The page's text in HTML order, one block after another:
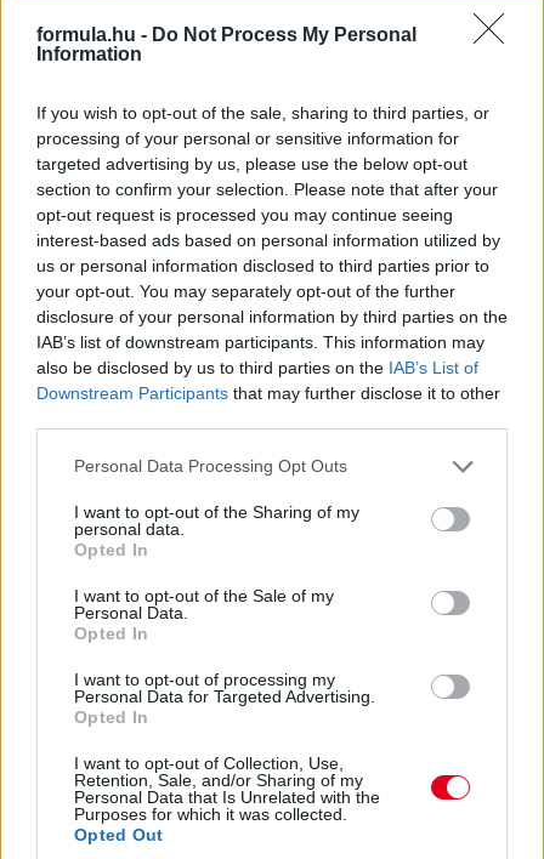
formula.hu - Do Not Process My Personal
Information
If you wish to opt-out of the sale, sharing to third parties, or
processing of your personal or sensitive information for
targeted advertising by us, please use the below opt-out
section to confirm your selection. Please note that after your
opt-out request is processed you may continue seeing
interest-based ads based on personal information utilized by
us or personal information disclosed to third parties prior to
your opt-out. You may separately opt-out of the further
disclosure of your personal information by third parties on the
IAB’s list of downstream participants. This information may
also be disclosed by us to third parties on the IAB’s List of
Downstream Participants that may further disclose it to other
Please note that this website/app uses one or more Google
not limited to your visit or usage behaviour. You may click to
grant or deny consent to Google and its third-party tags to
use your data for below specified purposes in below Google
consent section.
Personal Data Processing Opt Outs
I want to opt-out of the Sharing of my
personal data.
Opted In
I want to opt-out of the Sale of my
Personal Data.
Opted In
I want to opt-out of processing my
Personal Data for Targeted Advertising.
Opted In
I want to opt-out of Collection, Use,
Retention, Sale, and/or Sharing of my
Personal Data that Is Unrelated with the
Purposes for which it was collected.
Opted Out
Balogh Tamás
Nem tud úrrá lenni a fékproblémákon a Cadillac
Hiába hoztak az F1-es Magyar Nagydíjra fejlesztést is hozzá,
továbbra is szenvednek a fékhűtési problémáktól a Cadillacnél –
ismerte el Valtteri Bottas. A gond a leglátványosabban
Spielbergben ütötte fel a fejét, amikor mindkét autó kiesett
emiatt az első körökben. Ezért a Formula-1 új csapata a
Hungaroringre már új fékhűtő csatornával készült, de a
kanyarokkal tűzdelt mogyoródi pálya és a hőség ismét előhozta
a problémát, így Bottas kiállni kényszerült.
A finn elismerte: a Magyar Nagydíjon bebizonyosodott, hogy
újítás ide vagy oda, nagyobb légáramlásra van szükség a
Bottas a konkrét gondokat is részletezte a Crash.net hasábjain:
amikor belül minden elkezd égni. És ez nyilván mindent
tönkretesz. Tulajdonképpen a bevezető körömben teljesen
kellett a bokszbejárati fal mellett megállnom az autóval.”